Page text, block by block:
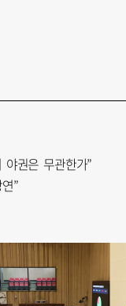
권은 무관한가”
”